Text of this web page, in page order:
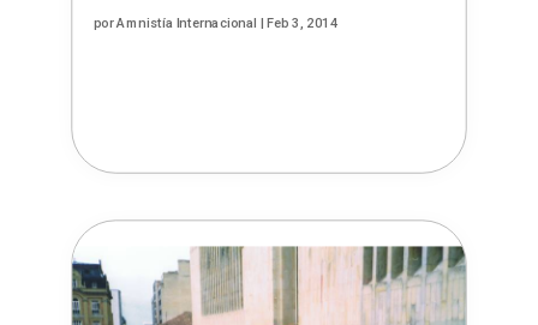
porAmnistía Internacional Feb 3, 2014